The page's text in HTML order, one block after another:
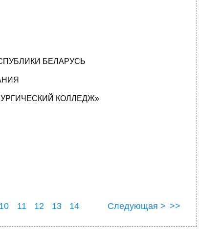
БЕЛАРУСЬ
КОЛЛЕДЖ»
10 11 12 13 14 Следующая > >>